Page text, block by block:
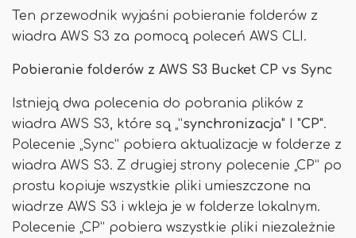
Ten przewodnik wyjaśni pobieranie folderów z
wiadra AWS S3 za pomocą poleceń AWS CLI.
Pobieranie folderów z AWS S3 Bucket CP vs Sync
Istnieją dwa polecenia do pobrania plików z
wiadra AWS S3, które są „”synchronizacja" I "CP".
Polecenie „Sync” pobiera aktualizacje w folderze z
wiadra AWS S3. Z drugiej strony polecenie „CP” po
prostu kopiuje wszystkie pliki umieszczone na
wiadrze AWS S3 i wkleja je w folderze lokalnym.
Polecenie „CP” pobiera wszystkie pliki niezależnie